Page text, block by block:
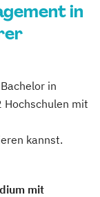
in
in
Hochschulen mit
kannst.
mit